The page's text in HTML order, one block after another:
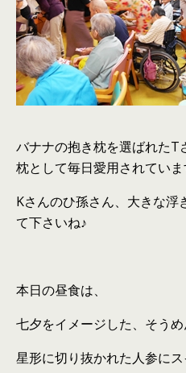
バナナの抱き枕を選ばれたT
枕として毎日愛用されていま
Kさんのひ孫さん、大きな浮
て下さいね♪
本日の昼食は、
七夕をイメージした、そう
星形に切り抜かれた人参にス